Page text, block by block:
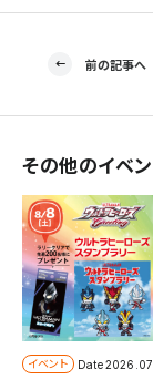
前の記事へ
その他のイベ
イベント Date